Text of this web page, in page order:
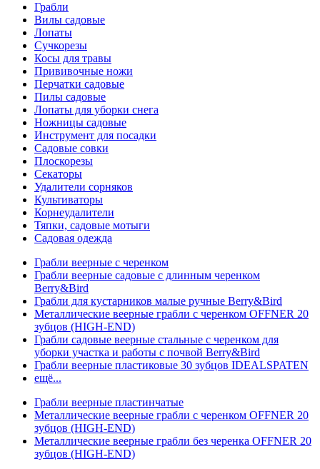
Грабли
Вилы садовые
Лопаты
Сучкорезы
Косы для травы
Прививочные ножи
Перчатки садовые
Пилы садовые
Лопаты для уборки снега
Ножницы садовые
Инструмент для посадки
Садовые совки
Плоскорезы
Секаторы
Удалители сорняков
Культиваторы
Корнеудалители
Тяпки, садовые мотыги
Садовая одежда
Грабли веерные с черенком
Грабли веерные садовые с длинным черенком
Berry&Bird
Грабли для кустарников малые ручные Berry&Bird
Металлические веерные грабли с черенком OFFNER 20
зубцов (HIGH-END)
Грабли садовые веерные стальные с черенком для
уборки участка и работы с почвой Berry&Bird
Грабли веерные пластиковые 30 зубцов IDEALSPATEN
ещё...
Грабли веерные пластинчатые
Металлические веерные грабли с черенком OFFNER 20
зубцов (HIGH-END)
Металлические веерные грабли без черенка OFFNER 20
зубцов (HIGH-END)